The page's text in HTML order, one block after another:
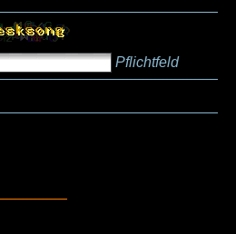
Pflichtfeld